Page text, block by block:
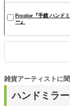
Frcolor『手鏡 ハンド
ー』
ハンドミラ
雑貨アーティストに聞